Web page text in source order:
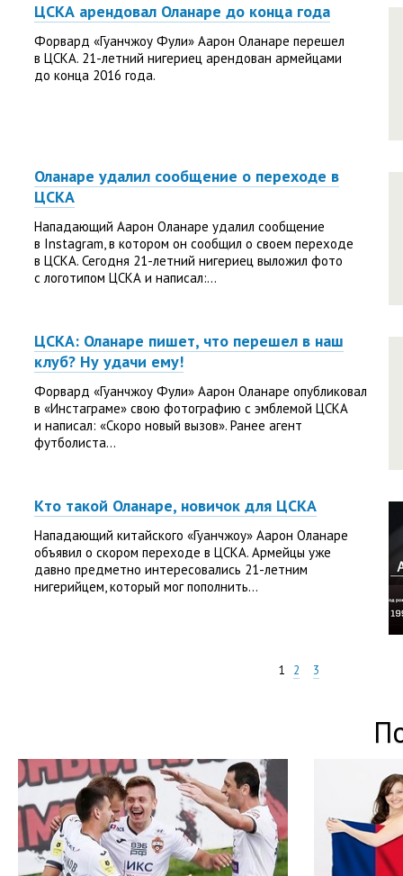
ЦСКА арендовал Оланаре до конца года
Форвард «Гуанчжоу Фули» Аарон Оланаре перешел
в ЦСКА. 21-летний нигериец арендован армейцами
до конца 2016 года.
Оланаре удалил сообщение о переходе в
ЦСКА
Нападающий Аарон Оланаре удалил сообщение
в Instagram, в котором он сообщил о своем переходе
в ЦСКА. Сегодня 21-летний нигериец выложил фото
с логотипом ЦСКА и написал:...
ЦСКА: Оланаре пишет, что перешел в наш
клуб? Ну удачи ему!
Форвард «Гуанчжоу Фули» Аарон Оланаре опубликовал
в «Инстаграме» свою фотографию с эмблемой ЦСКА
и написал: «Скоро новый вызов». Ранее агент
футболиста...
Кто такой Оланаре, новичок для ЦСКА
Нападающий китайского «Гуанчжоу» Аарон Оланаре
объявил о скором переходе в ЦСКА. Армейцы уже
давно предметно интересовались 21-летним
нигерийцем, который мог пополнить...
1 2 3